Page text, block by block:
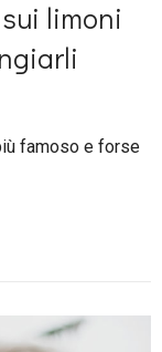
limoni
famoso e forse